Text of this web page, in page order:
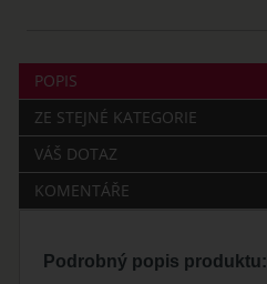
POPIS
ZE STEJNÉ KATEGORIE
VÁŠ DOTAZ
KOMENTÁŘE
Podrobný popis produktu: